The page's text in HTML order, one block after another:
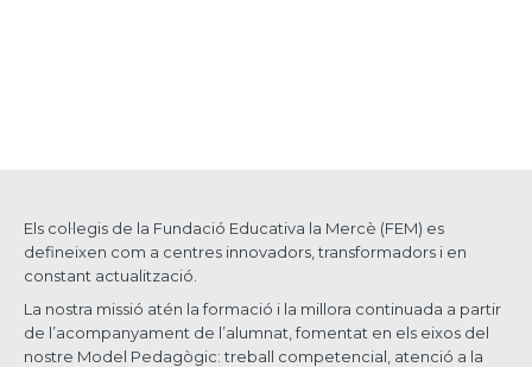
Els col·legis de la Fundació Educativa la Mercè (FEM) es
defineixen com a centres innovadors, transformadors i en
constant actualització.
La nostra missió atén la formació i la millora continuada a partir
de l’acompanyament de l’alumnat, fomentat en els eixos del
nostre Model Pedagògic: treball competencial, atenció a la